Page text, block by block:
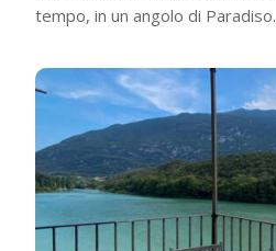
tempo, in un angolo di Paradiso.